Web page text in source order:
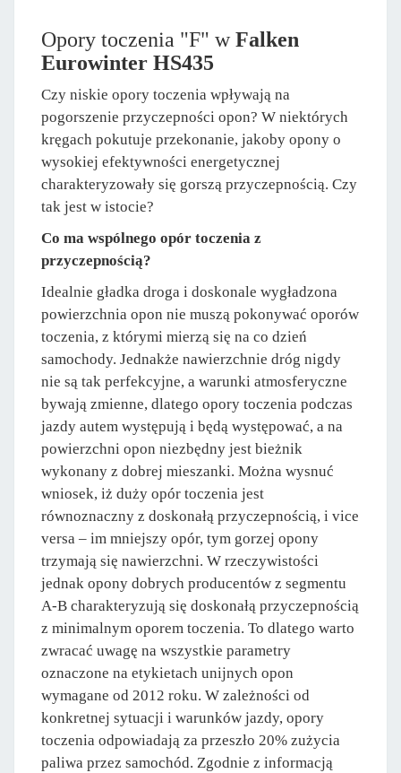
Opory toczenia "F" wFalken
Eurowinter HS435
Czy niskie opory toczenia wpływają na
pogorszenie przyczepności opon? W niektórych
kręgach pokutuje przekonanie, jakoby opony o
wysokiej efektywności energetycznej
charakteryzowały się gorszą przyczepnością. Czy
tak jest w istocie?
Co ma wspólnego opór toczenia z
przyczepnością?
Idealnie gładka droga i doskonale wygładzona
powierzchnia opon nie muszą pokonywać oporów
toczenia, z którymi mierzą się na co dzień
samochody. Jednakże nawierzchnie dróg nigdy
nie są tak perfekcyjne, a warunki atmosferyczne
bywają zmienne, dlatego opory toczenia podczas
jazdy autem występują i będą występować, a na
powierzchni opon niezbędny jest bieżnik
wykonany z dobrej mieszanki. Można wysnuć
wniosek, iż duży opór toczenia jest
równoznaczny z doskonałą przyczepnością, i vice
versa – im mniejszy opór, tym gorzej opony
trzymają się nawierzchni. W rzeczywistości
jednak opony dobrych producentów z segmentu
A-B charakteryzują się doskonałą przyczepnością
z minimalnym oporem toczenia. To dlatego warto
zwracać uwagę na wszystkie parametry
oznaczone na etykietach unijnych opon
wymagane od 2012 roku. W zależności od
konkretnej sytuacji i warunków jazdy, opory
toczenia odpowiadają za przeszło 20% zużycia
paliwa przez samochód. Zgodnie z informacją